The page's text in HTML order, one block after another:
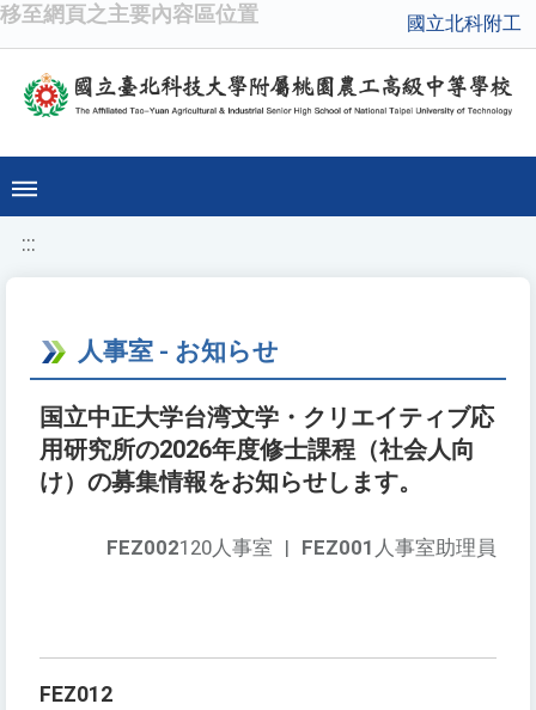
移至網頁之主要內容區位置 國立北科附工
:::
人事室 - お知らせ
国立中正大学台湾文学・クリエイティブ応
用研究所の2026年度修士課程（社会人向
け）の募集情報をお知らせします。
FEZ001 人事室助理員
FEZ002120人事室 |
FEZ012